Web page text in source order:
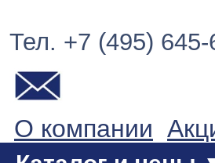
Тел. +7 (495) 645-
О компании